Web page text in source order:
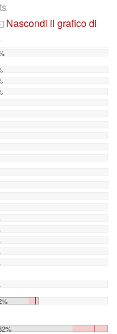
Nascondi il grafico di